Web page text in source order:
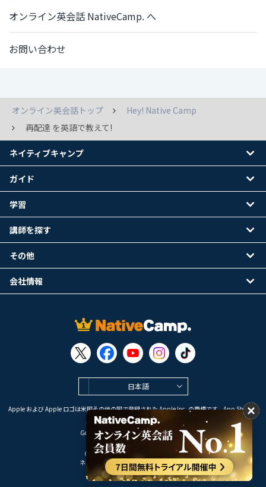
オンライン英会話 NativeCamp. へ
お問い合わせ
オンライン英会話トップ
Hey! Native Camp
再配達 を英語で教えて!
日本語
Apple および Apple ロゴは米国その他の国で登録された Apple Inc. の商標です。App Store は
Apple Inc. のサービスマークです。
Google Play は Google LLC の商標です。
Copyright © 2026 オンライン英会話
ネイティブキャンプ All Rights Reserved.
ネイティブキャンプ
ガイド
学習
講師を探す
その他
会社情報